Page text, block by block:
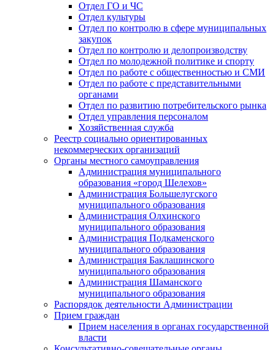
Отдел ГО и ЧС
Отдел культуры
Отдел по контролю в сфере муниципальных
закупок
Отдел по контролю и делопроизводству
Отдел по молодежной политике и спорту
Отдел по работе с общественностью и СМИ
Отдел по работе с представительными
органами
Отдел по развитию потребительского рынка
Отдел управления персоналом
Хозяйственная служба
Реестр социально ориентированных
некоммерческих организаций
Органы местного самоуправления
Администрация муниципального
образования «город Шелехов»
Администрация Большелугского
муниципального образования
Администрация Олхинского
муниципального образования
Администрация Подкаменского
муниципального образования
Администрация Баклашинского
муниципального образования
Администрация Шаманского
муниципального образования
Распорядок деятельности Администрации
Прием граждан
Прием населения в органах государственной
власти